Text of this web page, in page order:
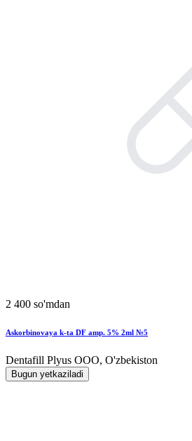
2 400 so'mdan
Askorbinovaya k-ta DF amp. 5% 2ml №5
Dentafill Plyus OOO, O'zbekiston
Bugun yetkaziladi